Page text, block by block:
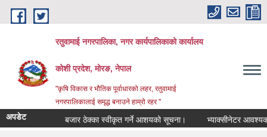
Skip to main content
रतुवामाई नगरपालिका, नगर कार्यपालिकाको कार्यालय
कोशी प्रदेश, मोरङ, नेपाल
"कृषि विकास र भौतिक पूर्वाधारको लहर, रतुवामाई
नगरपालिकालाई समृद्ध बनाउने हाम्रो रहर "
अपडेट
सूचना। बजार ठेक्का स्वीकृत गर्ने आशयको सूचना। भ्याक्सीनेटर